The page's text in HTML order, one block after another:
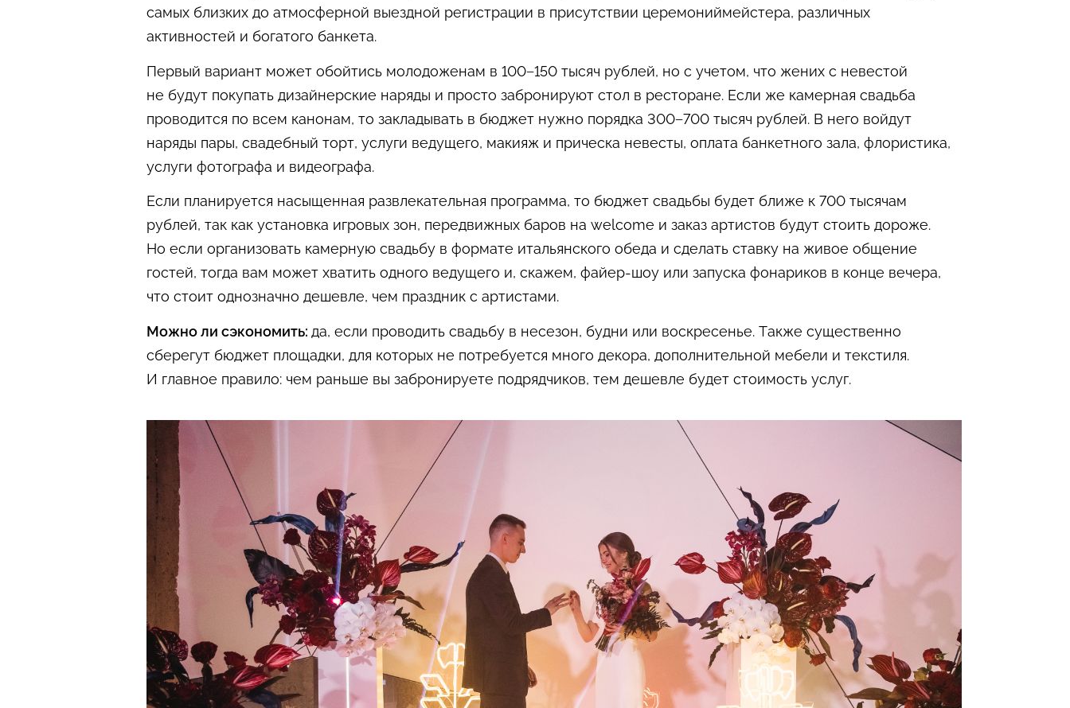
самых близких до атмосферной выездной регистрации в присутствии церемониймейстера, различных
активностей и богатого банкета.
Первый вариант может обойтись молодоженам в 100−150 тысяч рублей, но с учетом, что жених с невестой
не будут покупать дизайнерские наряды и просто забронируют стол в ресторане. Если же камерная свадьба
проводится по всем канонам, то закладывать в бюджет нужно порядка 300−700 тысяч рублей. В него войдут
наряды пары, свадебный торт, услуги ведущего, макияж и прическа невесты, оплата банкетного зала, флористика,
услуги фотографа и видеографа.
Если планируется насыщенная развлекательная программа, то бюджет свадьбы будет ближе к 700 тысячам
рублей, так как установка игровых зон, передвижных баров на welcome и заказ артистов будут стоить дороже.
Но если организовать камерную свадьбу в формате итальянского обеда и сделать ставку на живое общение
гостей, тогда вам может хватить одного ведущего и, скажем, файер-шоу или запуска фонариков в конце вечера,
что стоит однозначно дешевле, чем праздник с артистами.
Можно ли сэкономить: да, если проводить свадьбу в несезон, будни или воскресенье. Также существенно
сберегут бюджет площадки, для которых не потребуется много декора, дополнительной мебели и текстиля.
И главное правило: чем раньше вы забронируете подрядчиков, тем дешевле будет стоимость услуг.